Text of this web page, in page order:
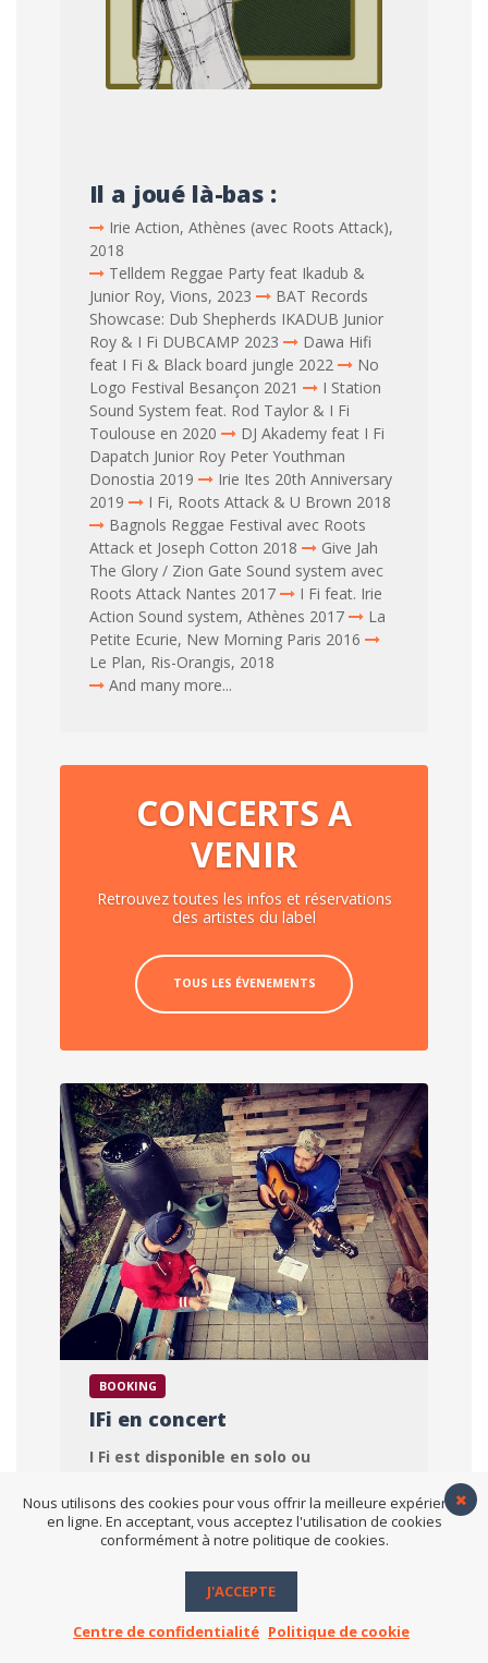
Il a joué là-bas :
Irie Action, Athènes (avec Roots Attack),
2018
Telldem Reggae Party feat Ikadub &
Junior Roy, Vions, 2023
BAT Records
Showcase: Dub Shepherds IKADUB Junior
Roy & I Fi DUBCAMP 2023
Dawa Hifi
feat I Fi & Black board jungle 2022
No
Logo Festival Besançon 2021
I Station
Sound System feat. Rod Taylor & I Fi
Toulouse en 2020
DJ Akademy feat I Fi
Dapatch Junior Roy Peter Youthman
Donostia 2019
Irie Ites 20th Anniversary
2019
I Fi, Roots Attack & U Brown 2018
Bagnols Reggae Festival avec Roots
Attack et Joseph Cotton 2018
Give Jah
The Glory / Zion Gate Sound system avec
Roots Attack Nantes 2017
I Fi feat. Irie
Action Sound system, Athènes 2017
La
Petite Ecurie, New Morning Paris 2016
Le Plan, Ris-Orangis, 2018
And many more...
CONCERTS A
VENIR
Retrouvez toutes les infos et réservations
des artistes du label
TOUS LES ÉVENEMENTS
BOOKING
IFi en concert
I Fi est disponible en solo ou
qu'en DJ set sélection
Déplacements :France, Europe et
CONTACT
Nous utilisons des cookies pour vous offrir la meilleure expérience
en ligne. En acceptant, vous acceptez l'utilisation de cookies
conformément à notre politique de cookies.
J'ACCEPTE
Centre de confidentialité Politique de cookie